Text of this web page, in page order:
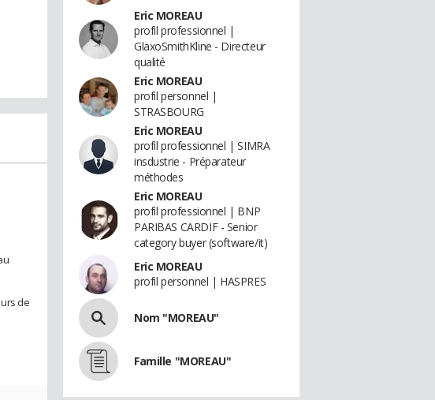
de
Eric MOREAU
profil professionnel |
GlaxoSmithKline - Directeur
qualité
Eric MOREAU
profil personnel |
STRASBOURG
Eric MOREAU
profil professionnel | SIMRA
insdustrie - Préparateur
méthodes
Eric MOREAU
profil professionnel | BNP
PARIBAS CARDIF - Senior
category buyer (software/it)
Eric MOREAU
profil personnel | HASPRES
Nom "MOREAU"
Famille "MOREAU"